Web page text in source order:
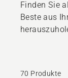
Finden Sie
Beste aus
70 Produkte